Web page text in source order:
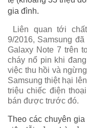
gia đình.
Liên quan tới
9/2016, Samsung
Galaxy Note 7 trên
cháy nổ pin khi
việc thu hồi và
Samsung thiệt hại
triệu chiếc điện
bán được trước đó.
Theo các chuyên